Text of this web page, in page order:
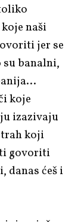
naši
jer se
su banalni,
koje
izazivaju
koji
govoriti
danas ćeš i